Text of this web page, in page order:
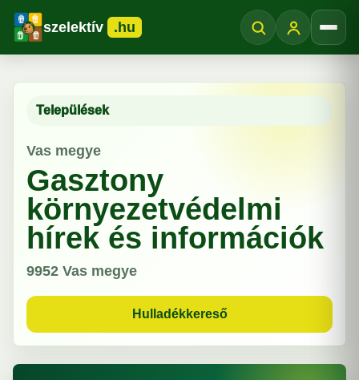
szelektív .hu
Települések
Vas megye
Gasztony
környezetvédelmi
hírek és információk
9952 Vas megye
Hulladékkereső